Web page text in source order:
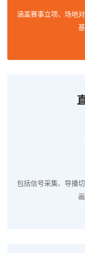
涵盖赛事立项、场地
包括信号采集、导播